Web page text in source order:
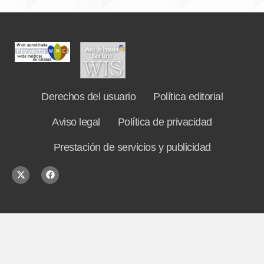
Derechos del usuario Política editorial
Aviso legal Política de privacidad
Prestación de servicios y publicidad